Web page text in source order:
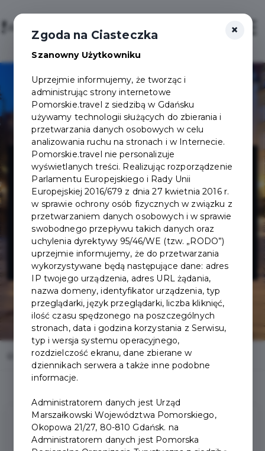
Login/Rejestracja
Muzeum
Narodowe w
Gdańsku -
Zielona Brama
Home Oferty Muzeum Narodowe w Gdańsku - Zielona Brama
Oferowaneusługi
×
Zgoda na Ciasteczka
Szanowny Użytkowniku
Uprzejmie informujemy, że tworząc i
administrując strony internetowe
Pomorskie.travel z siedzibą w Gdańsku
używamy technologii służących do zbierania i
przetwarzania danych osobowych w celu
analizowania ruchu na stronach i w Internecie.
Pomorskie.travel nie personalizuje
wyświetlanych treści. Realizując rozporządzenie
Parlamentu Europejskiego i Rady Unii
Europejskiej 2016/679 z dnia 27 kwietnia 2016 r.
w sprawie ochrony osób fizycznych w związku z
przetwarzaniem danych osobowych i w sprawie
swobodnego przepływu takich danych oraz
uchylenia dyrektywy 95/46/WE (tzw. „RODO”)
uprzejmie informujemy, że do przetwarzania
wykorzystywane będą następujące dane: adres
IP twojego urządzenia, adres URL żądania,
nazwa domeny, identyfikator urządzenia, typ
przeglądarki, język przeglądarki, liczba kliknięć,
ilość czasu spędzonego na poszczególnych
stronach, data i godzina korzystania z Serwisu,
typ i wersja systemu operacyjnego,
rozdzielczość ekranu, dane zbierane w
dziennikach serwera a także inne podobne
informacje.
Administratorem danych jest Urząd
Marszałkowski Województwa Pomorskiego,
Okopowa 21/27, 80-810 Gdańsk. na
Administratorem danych jest Pomorska